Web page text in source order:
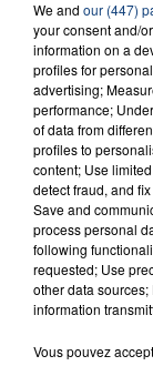
20 juillet 2026
UNE
OPÉRER
La famille a
reconnu sa
excuses.
TITRES
17h38
17h38
We and our (447)
your consent and/
information on a
profiles for
advertising;
performance;
of data from
profiles to
content; Use
detect fraud, and
Save and
process personal
following
requested; Use
other data
information
Vous pouvez